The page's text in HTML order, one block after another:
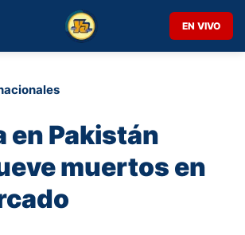
EN VIVO
en Pakistán
muertos en